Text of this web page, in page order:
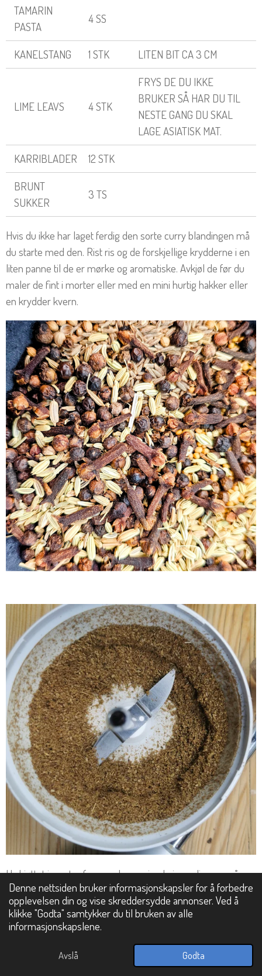
Denne nettsiden bruker informasjonskapsler for å forbedre
opplevelsen din og vise skreddersydde annonser. Ved å
klikke "Godta" samtykker du til bruken av alle
informasjonskapslene.
Avslå Godta
TAMARIN
PASTA
4 SS
KANELSTANG 1 STK LITEN BIT CA 3 CM
LIME LEAVS 4 STK
FRYS DE DU IKKE
BRUKER SÅ HAR DU TIL
NESTE GANG DU SKAL
LAGE ASIATISK MAT.
KARRIBLADER 12 STK
BRUNT
SUKKER
3 TS
Hvis du ikke har laget ferdig den sorte curry blandingen må
du starte med den. Rist ris og de forskjellige krydderne i en
liten panne til de er mørke og aromatiske. Avkjøl de før du
maler de fint i morter eller med en mini hurtig hakker eller
en krydder kvern.
Ha kjøttet i en stor form og ha marinade ingrediensen på
kjøttet og bland godt sammen. La stå kaldt i minimum 3
timer eller over natten.